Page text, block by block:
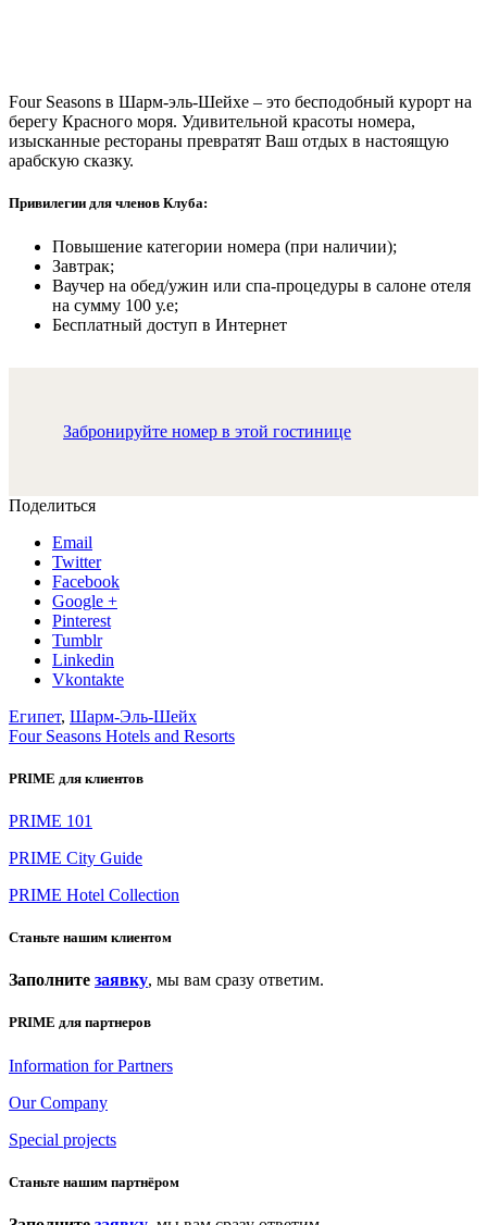
Four Seasons в Шарм-эль-Шейхе – это бесподобный курорт на
берегу Красного моря. Удивительной красоты номера,
изысканные рестораны превратят Ваш отдых в настоящую
арабскую сказку.
Привилегии для членов Клуба:
Повышение категории номера (при наличии);
Завтрак;
Ваучер на обед/ужин или спа-процедуры в салоне отеля
на сумму 100 у.е;
Бесплатный доступ в Интернет
Забронируйте номер в этой гостинице
Поделиться
Email
Twitter
Facebook
Google +
Pinterest
Tumblr
Linkedin
Vkontakte
Египет, Шарм-Эль-Шейх
Four Seasons Hotels and Resorts
PRIME для клиентов
PRIME 101
PRIME City Guide
PRIME Hotel Collection
Станьте нашим клиентом
Заполните заявку, мы вам сразу ответим.
PRIME для партнеров
Information for Partners
Our Company
Special projects
Станьте нашим партнёром